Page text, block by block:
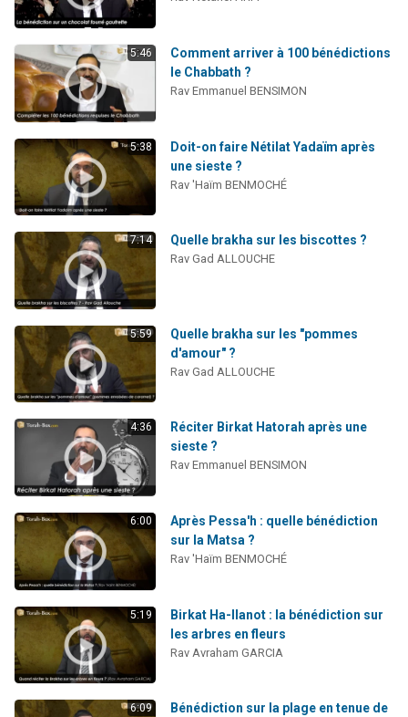
Il reste 49 places pour étudier en groupe sur Zoom
12 nouvelles musiques dans Torah-Box Music
5:46
Comment arriver à 100 bénédictions
le Chabbath ?
Rav Emmanuel BENSIMON
5:38
Doit-on faire Nétilat Yadaïm après
une sieste ?
Rav 'Haïm BENMOCHÉ
7:14 Quelle brakha sur les biscottes ?
Rav Gad ALLOUCHE
5:59
Quelle brakha sur les "pommes
d'amour" ?
Rav Gad ALLOUCHE
4:36
Réciter Birkat Hatorah après une
sieste ?
Rav Emmanuel BENSIMON
6:00
Après Pessa'h : quelle bénédiction
sur la Matsa ?
Rav 'Haïm BENMOCHÉ
5:19
Birkat Ha-Ilanot : la bénédiction sur
les arbres en fleurs
Rav Avraham GARCIA
6:09
Bénédiction sur la plage en tenue de